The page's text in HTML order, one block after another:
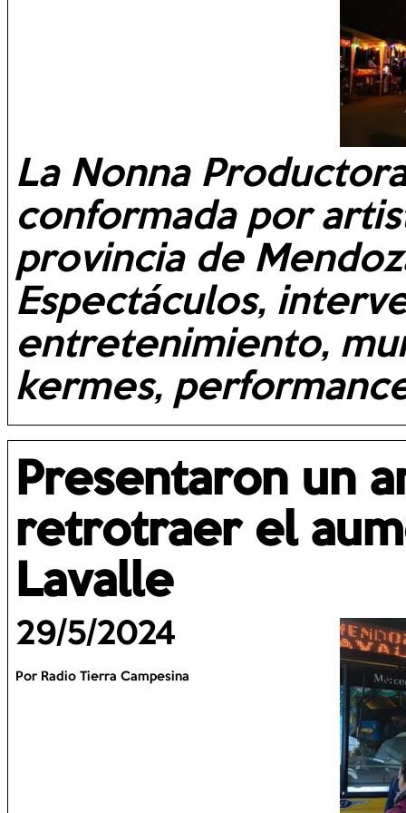
La Nonna
conformada por
provincia de
Espectáculos,
entretenimiento,
kermes,
Presentaron un
retrotraer el
Lavalle
29/5/2024
Por Radio Tierra Campesina